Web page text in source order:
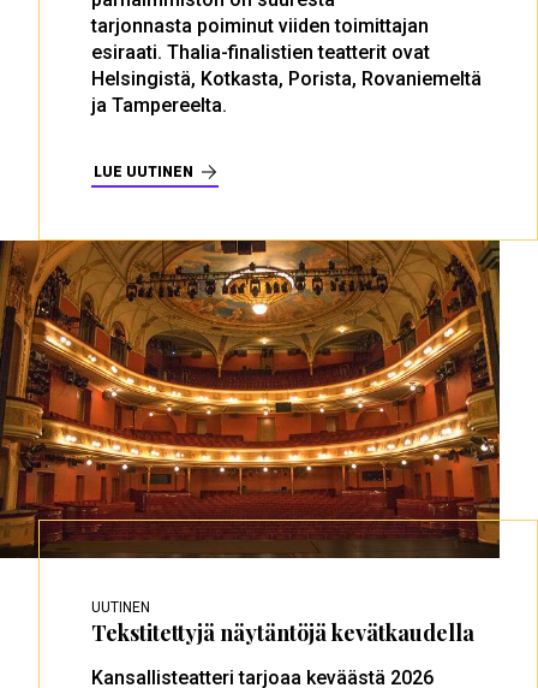
tarjonnasta poiminut viiden toimittajan
esiraati. Thalia-finalistien teatterit ovat
Helsingistä, Kotkasta, Porista, Rovaniemeltä
ja Tampereelta.
LUE UUTINEN
UUTINEN
Tekstitettyjä näytäntöjä kevätkaudella
Kansallisteatteri tarjoaa keväästä 2026